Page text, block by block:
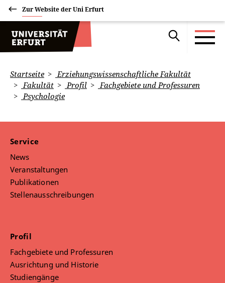
Zur Website der Uni Erfurt
Startseite
Erziehungswissenschaftliche Fakultät
Fakultät
Profil
Fachgebiete und Professuren
Psychologie
Service
News
Veranstaltungen
Publikationen
Stellenausschreibungen
Profil
Fachgebiete und Professuren
Ausrichtung und Historie
Studiengänge